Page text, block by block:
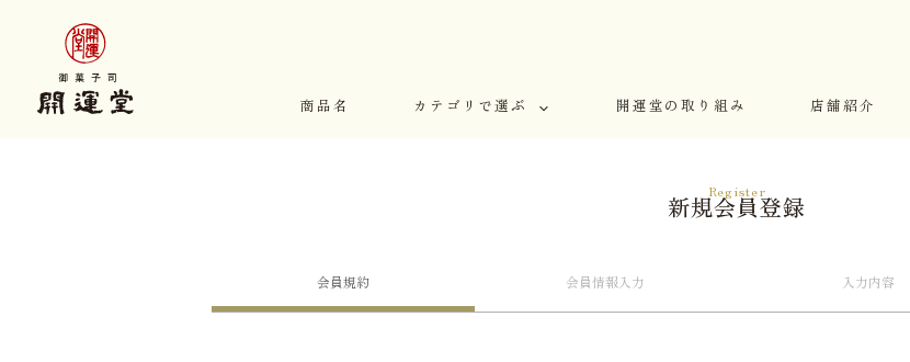
商品名 カテゴリで選ぶ 開運堂の取り組み 店舗紹介
Register
新規会員登録
会員規約 会員情報 入力 入力内容